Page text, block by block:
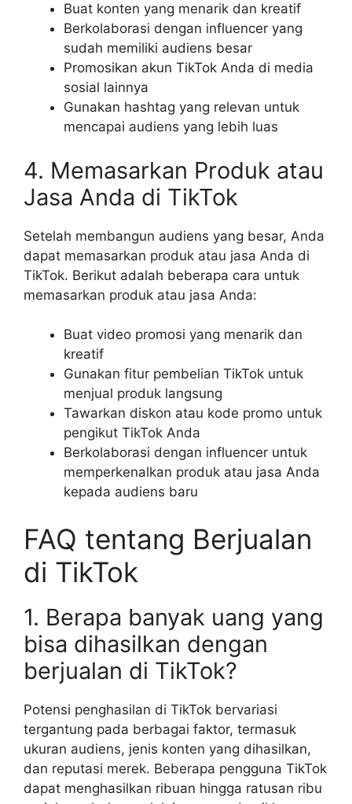
Buat konten yang menarik dan kreatif
Berkolaborasi dengan influencer yang
sudah memiliki audiens besar
Promosikan akun TikTok Anda di media
sosial lainnya
Gunakan hashtag yang relevan untuk
mencapai audiens yang lebih luas
4. Memasarkan Produk atau
Jasa Anda di TikTok
Setelah membangun audiens yang besar, Anda
dapat memasarkan produk atau jasa Anda di
TikTok. Berikut adalah beberapa cara untuk
memasarkan produk atau jasa Anda:
Buat video promosi yang menarik dan
kreatif
Gunakan fitur pembelian TikTok untuk
menjual produk langsung
Tawarkan diskon atau kode promo untuk
pengikut TikTok Anda
Berkolaborasi dengan influencer untuk
memperkenalkan produk atau jasa Anda
kepada audiens baru
FAQ tentang Berjualan
di TikTok
1. Berapa banyak uang yang
bisa dihasilkan dengan
berjualan di TikTok?
Potensi penghasilan di TikTok bervariasi
tergantung pada berbagai faktor, termasuk
ukuran audiens, jenis konten yang dihasilkan,
dan reputasi merek. Beberapa pengguna TikTok
dapat menghasilkan ribuan hingga ratusan ribu